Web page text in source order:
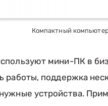
Компактный
мини-ПК в
работы, поддержка
устройства.